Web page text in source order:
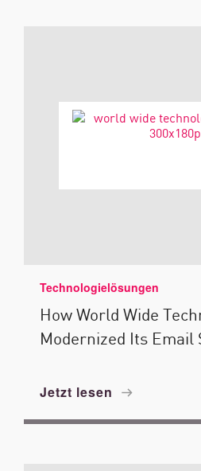
Technologielösungen
How World Wide
Modernized Its Email
Jetzt lesen